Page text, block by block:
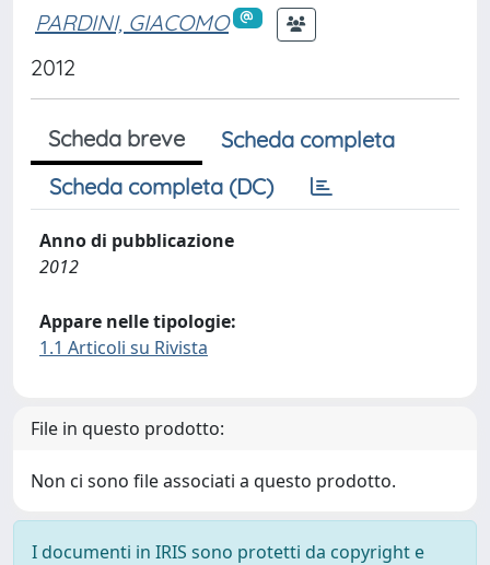
PARDINI, GIACOMO
2012
Scheda breve
Scheda completa
Scheda completa (DC)
Anno di pubblicazione
2012
Appare nelle tipologie:
1.1 Articoli su Rivista
File in questo prodotto:
Non ci sono file associati a questo prodotto.
I documenti in IRIS sono protetti da copyright e